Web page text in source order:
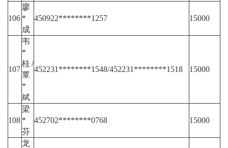
106
廖
*
成
450922********1257 15000
107
韦
*
桂/
覃
*
斌
452231********1548/452231********1518 15000
108
梁
*
芬
452702********0768 15000
龙